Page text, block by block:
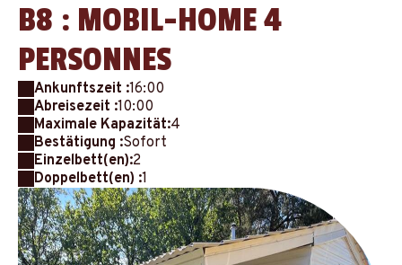
B8 : MOBIL-HOME 4
PERSONNES
Ankunftszeit :16:00
Abreisezeit :10:00
Maximale Kapazität:4
Bestätigung :Sofort
Einzelbett(en):2
Doppelbett(en) :1